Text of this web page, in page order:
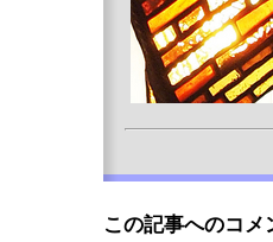
この記事へのコメ